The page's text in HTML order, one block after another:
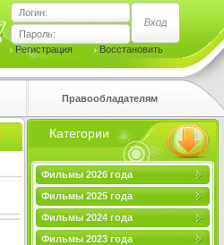
Логин:
Пароль:
Регистрация
Восстановить
Правообладателям
Категории
Фильмы 2026 года
Фильмы 2025 года
Фильмы 2024 года
Фильмы 2023 года